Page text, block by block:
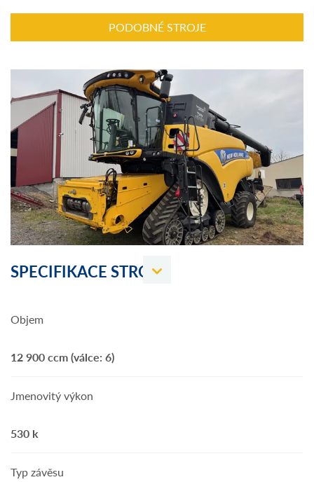
PODOBNÉ STROJE
SPECIFIKACE STROJE
Objem
12 900 ccm (válce: 6)
Jmenovitý výkon
530 k
Typ závěsu